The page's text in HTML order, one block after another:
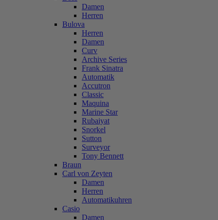
Damen
Herren
Bulova
Herren
Damen
Curv
Archive Series
Frank Sinatra
Automatik
Accutron
Classic
Maquina
Marine Star
Rubaiyat
Snorkel
Sutton
Surveyor
Tony Bennett
Braun
Carl von Zeyten
Damen
Herren
Automatikuhren
Casio
Damen